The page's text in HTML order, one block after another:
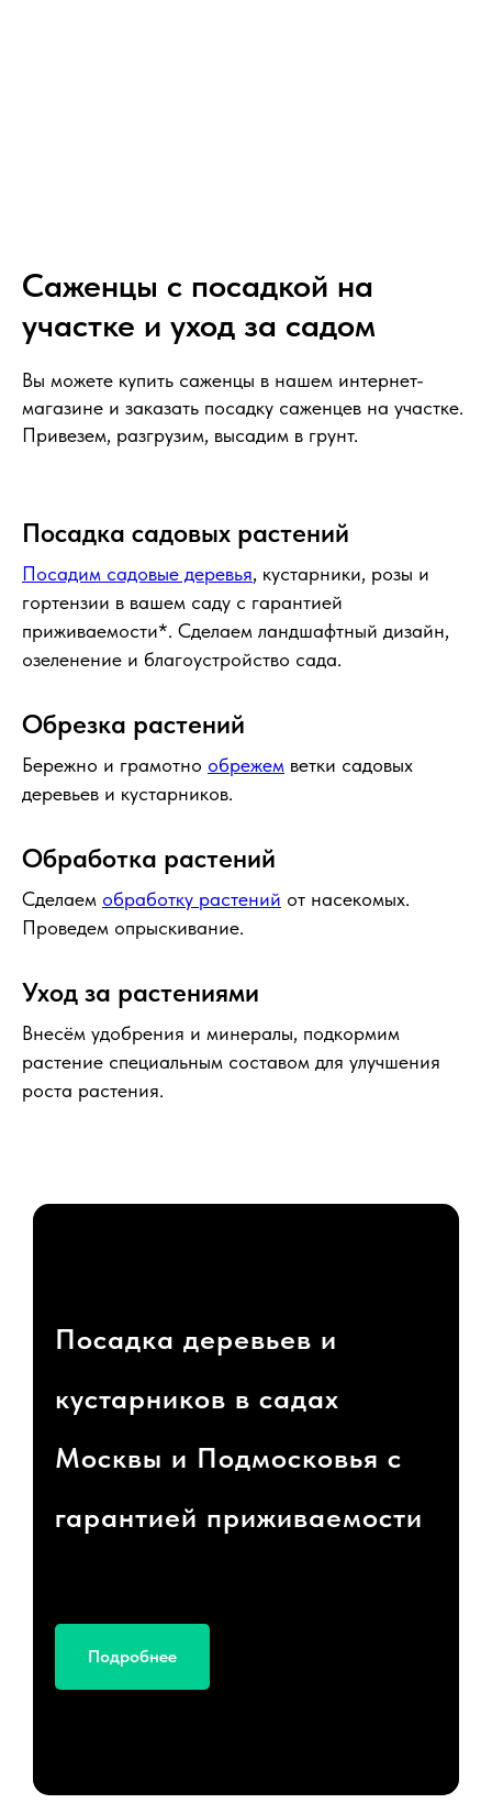
Саженцы с посадкой на
участке и уход за садом
Вы можете купить саженцы в нашем интернет-
магазине и заказать посадку саженцев на участке.
Привезем, разгрузим, высадим в грунт.
Посадка садовых растений
Посадим садовые деревья, кустарники, розы и
гортензии в вашем саду с гарантией
приживаемости*. Сделаем ландшафтный дизайн,
озеленение и благоустройство сада.
Обрезка растений
Бережно и грамотно обрежем ветки садовых
деревьев и кустарников.
Обработка растений
Сделаем обработку растений от насекомых.
Проведем опрыскивание.
Уход за растениями
Внесём удобрения и минералы, подкормим
растение специальным составом для улучшения
роста растения.
Посадка деревьев и
кустарников в садах
Москвы и Подмосковья с
гарантией приживаемости
Подробнее